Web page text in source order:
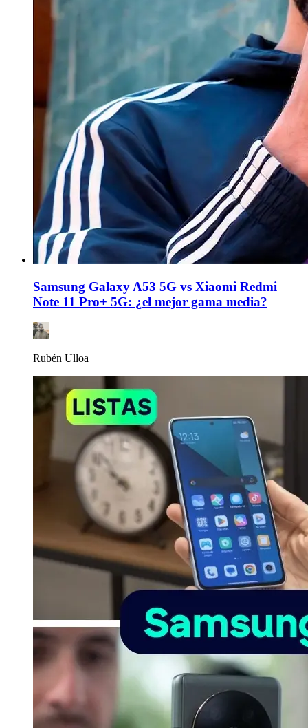
Samsung Galaxy A53 5G vs Xiaomi Redmi
Note 11 Pro+ 5G: ¿el mejor gama media?
Rubén Ulloa